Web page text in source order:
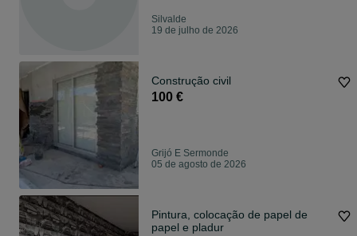
Silvalde
19 de julho de 2026
Construção civil
100 €
Grijó E Sermonde
05 de agosto de 2026
Pintura, colocação de papel de
papel e pladur